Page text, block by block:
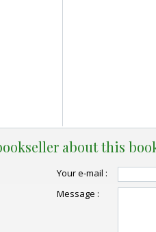
about this
Your e-mail :
Message :